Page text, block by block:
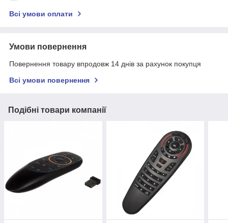
Всі умови оплати
Умови повернення
Повернення товару впродовж 14 днів за рахунок покупця
Всі умови повернення
Подібні товари компанії